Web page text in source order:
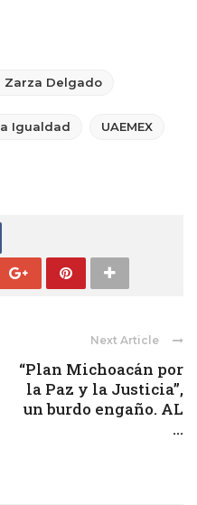
Zarza Delgado
Igualdad UAEMEX
Next Article
“Plan Michoacán por
la Paz y la Justicia”,
un burdo engaño. AL
...